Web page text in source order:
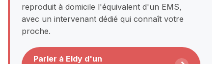
reproduit à domicile l'équivalent d'un EMS,
avec un intervenant dédié qui connaît votre
proche.
Parler à Eldy d'un